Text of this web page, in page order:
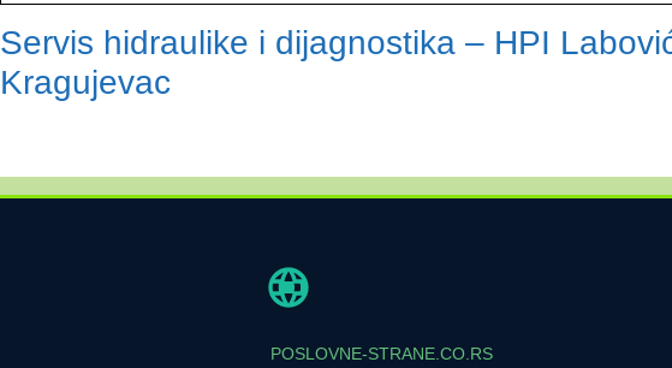
Servis hidraulike i dijagnostika – HPI
Kragujevac
POSLOVNE-STRANE.CO.RS